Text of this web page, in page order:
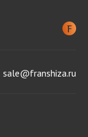
sale@franshiza.ru